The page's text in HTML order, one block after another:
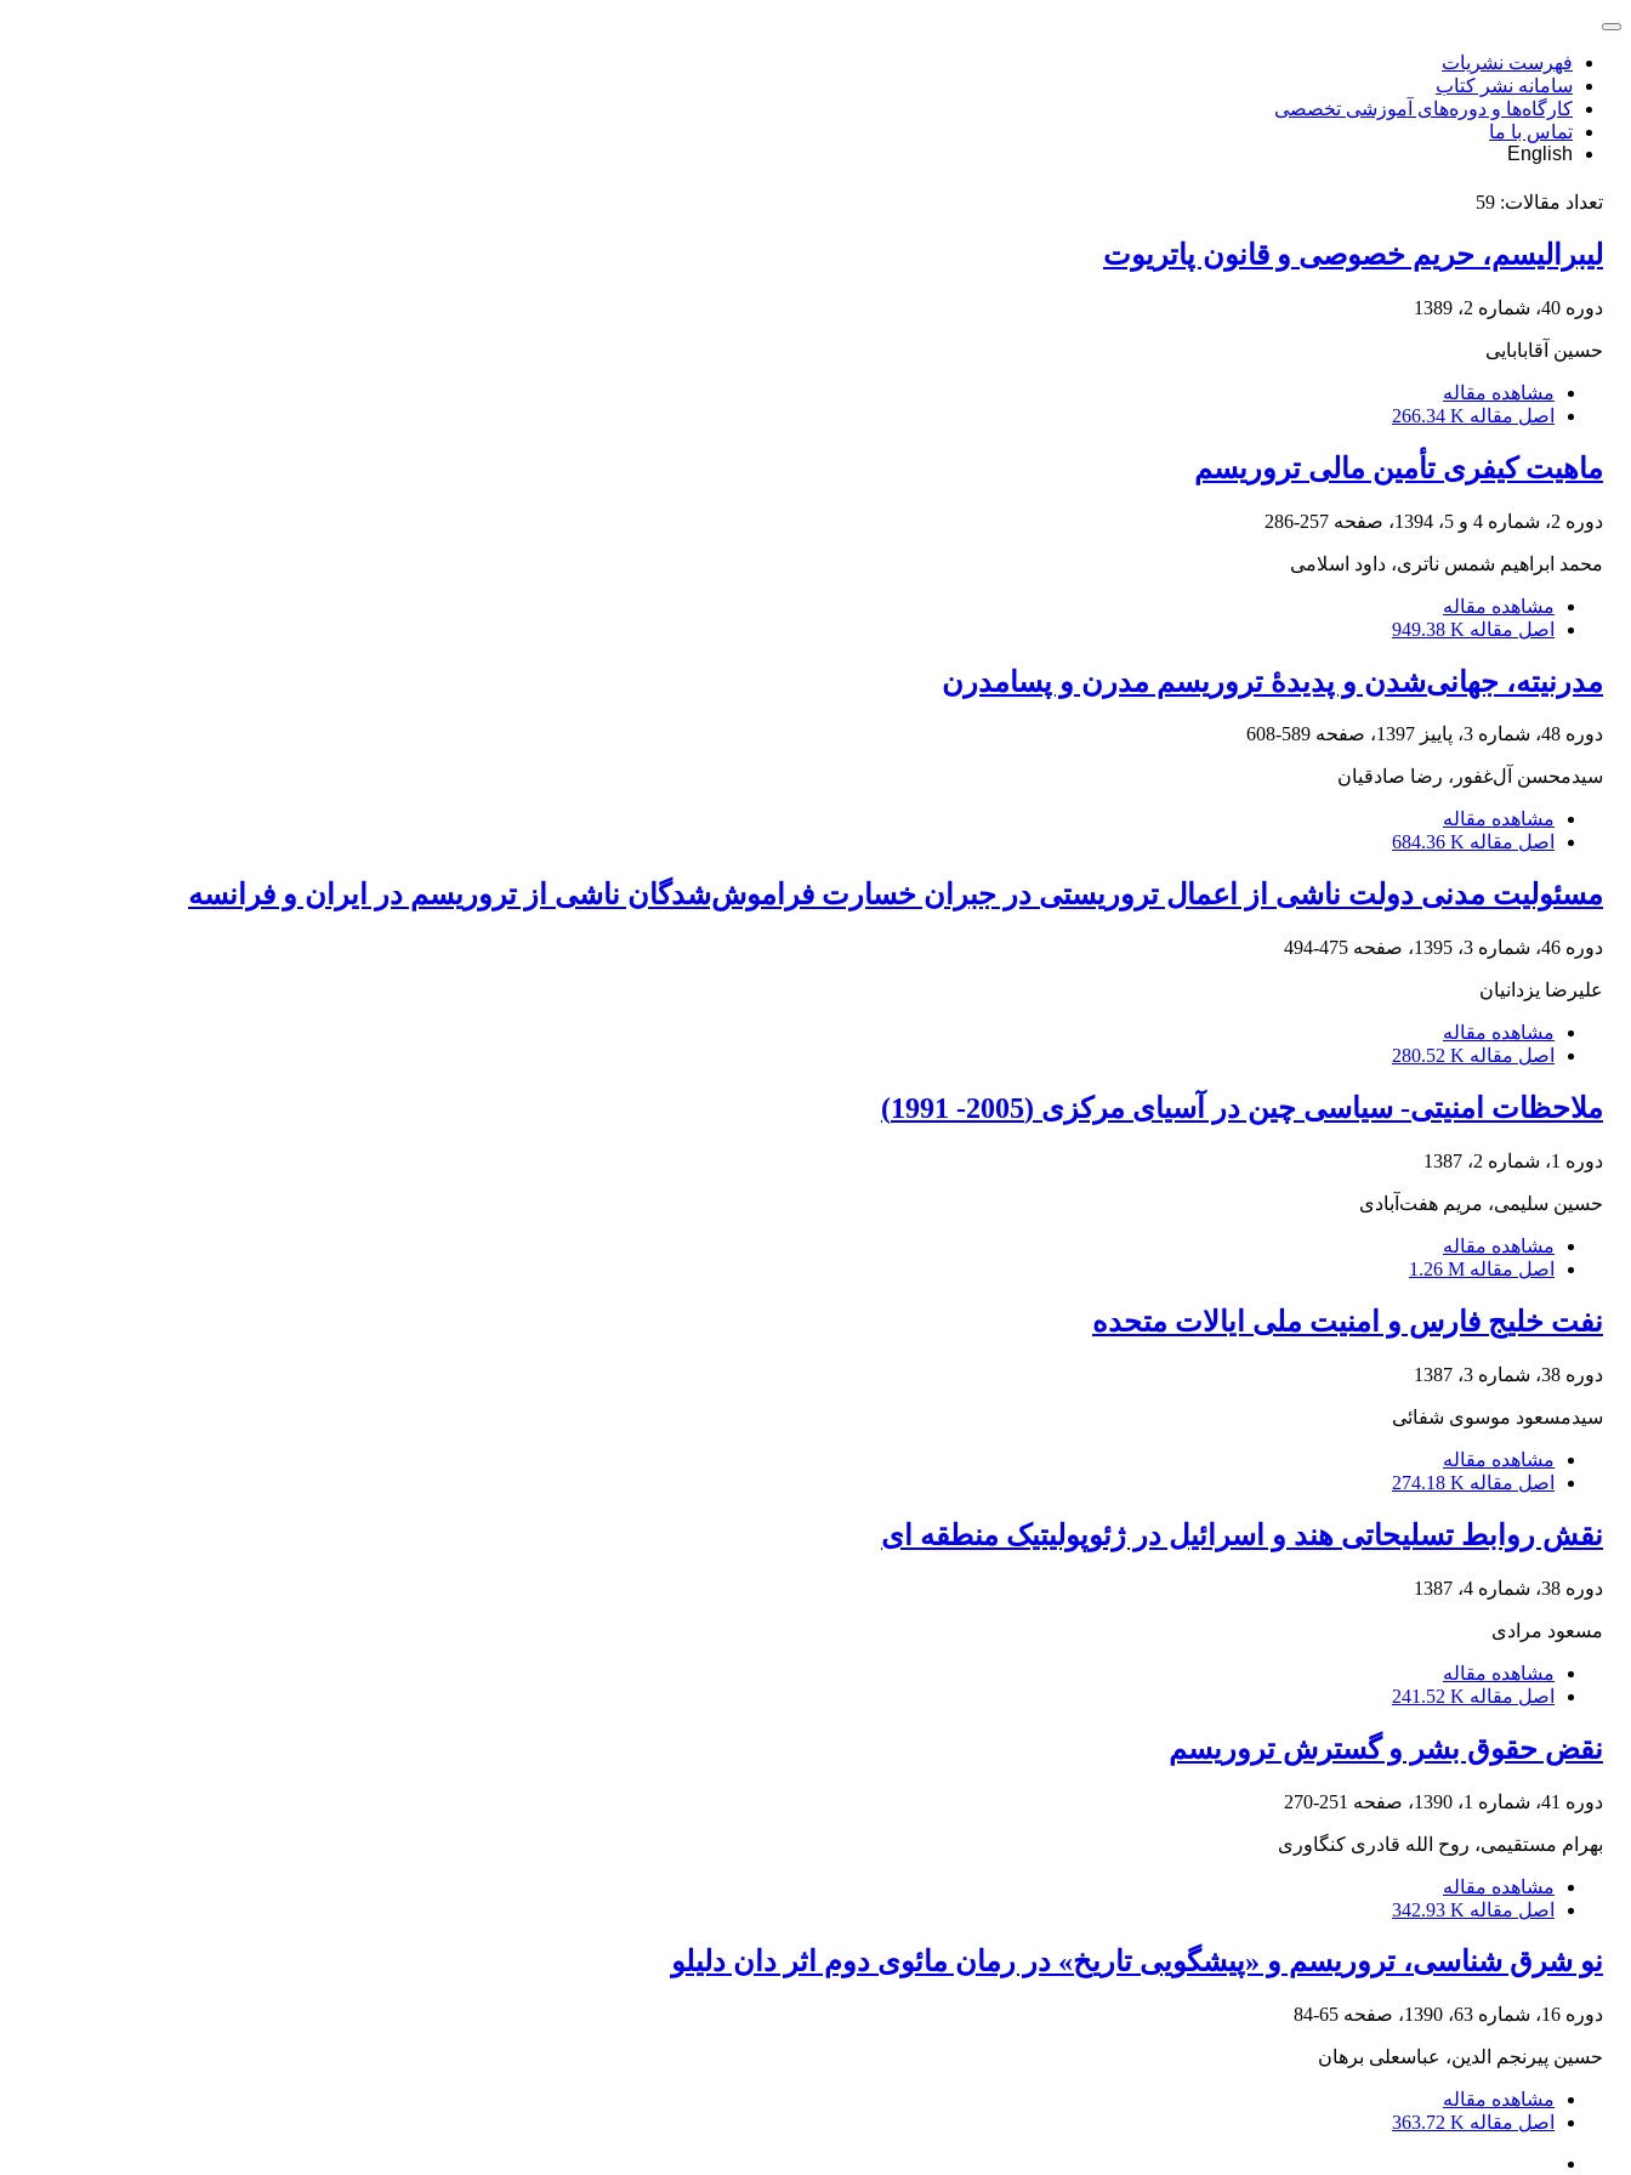
فهرست نشریات
سامانه نشر کتاب
کارگاه‌ها و دوره‌های آموزشی تخصصی
تماس با ما
English
تعداد مقالات: 59
لیبرالیسم، حریم خصوصی و قانون پاتریوت
دوره 40، شماره 2، 1389
حسین آقابابایی
مشاهده مقاله
اصل مقاله 266.34 K
ماهیت کیفری تأمین مالی تروریسم
دوره 2، شماره 4 و 5، 1394، صفحه 257-286
محمد ابراهیم شمس ناتری، داود اسلامی
مشاهده مقاله
اصل مقاله 949.38 K
مدرنیته، جهانی‌شدن و پدیدۀ تروریسم مدرن و پسامدرن
دوره 48، شماره 3، پاییز 1397، صفحه 589-608
سیدمحسن آل‌غفور، رضا صادقیان
مشاهده مقاله
اصل مقاله 684.36 K
مسئولیت مدنی دولت ناشی از اعمال تروریستی در جبران خسارت فراموش‌شدگان ناشی از تروریسم در ایران و فرانسه
دوره 46، شماره 3، 1395، صفحه 475-494
علیرضا یزدانیان
مشاهده مقاله
اصل مقاله 280.52 K
ملاحظات امنیتی- سیاسی چین در آسیای مرکزی (2005- 1991)
دوره 1، شماره 2، 1387
حسین سلیمی، مریم هفت‌آبادی
مشاهده مقاله
اصل مقاله 1.26 M
نفت خلیج فارس و امنیت ملی ایالات متحده
دوره 38، شماره 3، 1387
سیدمسعود موسوی شفائی
مشاهده مقاله
اصل مقاله 274.18 K
نقش روابط تسلیحاتی هند و اسرائیل در ژئوپولیتیک منطقه ای
دوره 38، شماره 4، 1387
مسعود مرادی
مشاهده مقاله
اصل مقاله 241.52 K
نقض حقوق بشر و گسترش تروریسم
دوره 41، شماره 1، 1390، صفحه 251-270
بهرام مستقیمی، روح الله قادری کنگاوری
مشاهده مقاله
اصل مقاله 342.93 K
نو شرق شناسی، تروریسم و «پیشگویی تاریخ» در رمان مائوی دوم اثر دان دلیلو
دوره 16، شماره 63، 1390، صفحه 65-84
حسین پیرنجم الدین، عباسعلی برهان
مشاهده مقاله
اصل مقاله 363.72 K